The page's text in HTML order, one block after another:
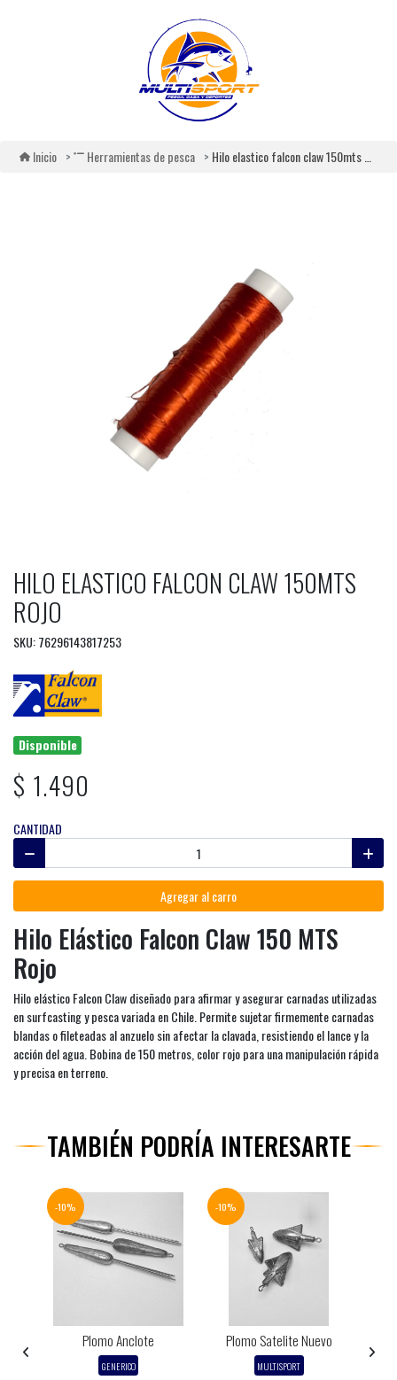
Inicio Herramientas de pesca Hilo elastico falcon claw 150mts rojo
HILO ELASTICO FALCON CLAW 150MTS
ROJO
SKU: 76296143817253
Disponible
$ 1.490
CANTIDAD
Agregar al carro
Hilo Elástico Falcon Claw 150 MTS
Rojo
Hilo elástico Falcon Claw diseñado para afirmar y asegurar carnadas utilizadas
en surfcasting y pesca variada en Chile. Permite sujetar firmemente carnadas
blandas o fileteadas al anzuelo sin afectar la clavada, resistiendo el lance y la
acción del agua. Bobina de 150 metros, color rojo para una manipulación rápida
y precisa en terreno.
TAMBIÉN PODRÍA INTERESARTE
-10%
Plomo Anclote
GENERICO
-10%
Plomo Satelite Nuevo
MULTISPORT